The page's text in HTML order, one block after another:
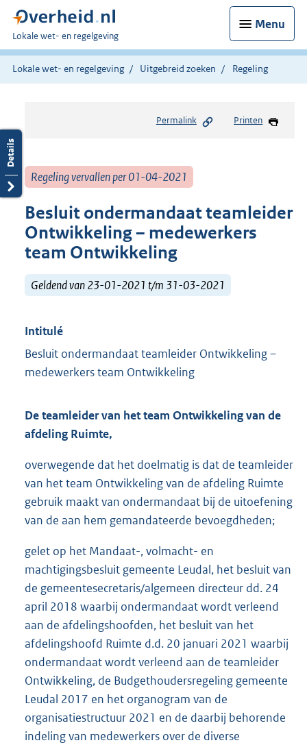
Menu
U
bent
hier:
Lokale wet- en regelgeving
Lokale wet- en regelgeving Uitgebreid zoeken Regeling
Permalink Printen
Regeling vervallen per 01-04-2021
Besluit ondermandaat teamleider
Ontwikkeling – medewerkers
team Ontwikkeling
Geldend van 23-01-2021 t/m 31-03-2021
Intitulé
Besluit ondermandaat teamleider Ontwikkeling –
medewerkers team Ontwikkeling
De teamleider van het team Ontwikkeling van de
afdeling Ruimte,
overwegende dat het doelmatig is dat de teamleider
van het team Ontwikkeling van de afdeling Ruimte
gebruik maakt van ondermandaat bij de uitoefening
van de aan hem gemandateerde bevoegdheden;
gelet op het Mandaat-, volmacht- en
machtigingsbesluit gemeente Leudal, het besluit van
de gemeentesecretaris/algemeen directeur dd. 24
april 2018 waarbij ondermandaat wordt verleend
aan de afdelingshoofden, het besluit van het
afdelingshoofd Ruimte d.d. 20 januari 2021 waarbij
ondermandaat wordt verleend aan de teamleider
Ontwikkeling, de Budgethoudersregeling gemeente
Leudal 2017 en het organogram van de
organisatiestructuur 2021 en de daarbij behorende
indeling van medewerkers over de diverse